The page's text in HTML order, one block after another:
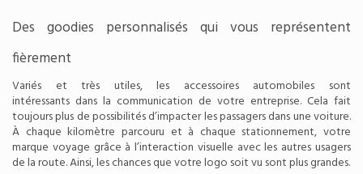
Des goodies personnalisés qui vous représentent
fièrement
Variés et très utiles, les accessoires automobiles sont
intéressants dans la communication de votre entreprise. Cela fait
toujours plus de possibilités d’impacter les passagers dans une voiture.
À chaque kilomètre parcouru et à chaque stationnement, votre
marque voyage grâce à l’interaction visuelle avec les autres usagers
de la route. Ainsi, les chances que votre logo soit vu sont plus grandes.